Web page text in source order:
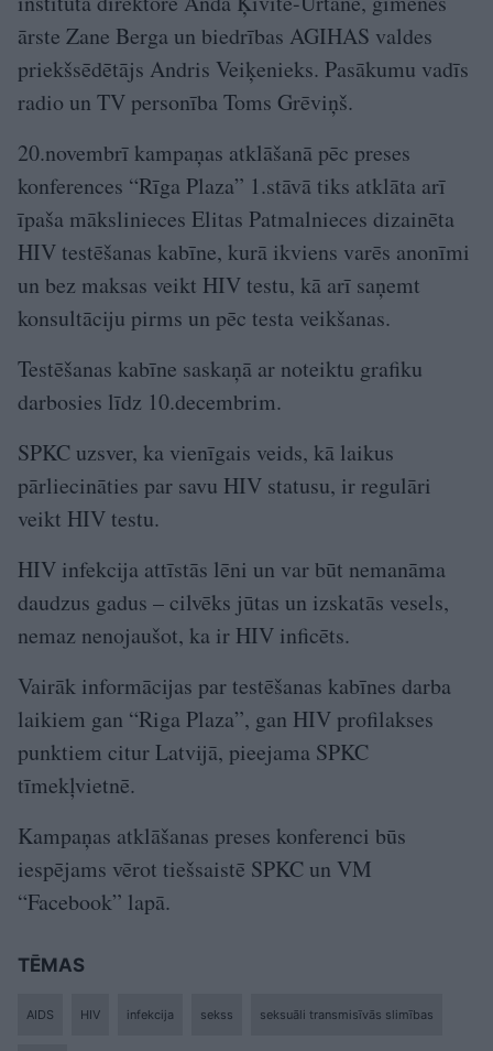
ārste Zane Berga un biedrības AGIHAS valdes
priekšsēdētājs Andris Veiķenieks. Pasākumu vadīs
radio un TV personība Toms Grēviņš.
20.novembrī kampaņas atklāšanā pēc preses
konferences “Rīga Plaza” 1.stāvā tiks atklāta arī
īpaša mākslinieces Elitas Patmalnieces dizainēta
HIV testēšanas kabīne, kurā ikviens varēs anonīmi
un bez maksas veikt HIV testu, kā arī saņemt
konsultāciju pirms un pēc testa veikšanas.
Testēšanas kabīne saskaņā ar noteiktu grafiku
darbosies līdz 10.decembrim.
SPKC uzsver, ka vienīgais veids, kā laikus
pārliecināties par savu HIV statusu, ir regulāri
veikt HIV testu.
HIV infekcija attīstās lēni un var būt nemanāma
daudzus gadus – cilvēks jūtas un izskatās vesels,
nemaz nenojaušot, ka ir HIV inficēts.
Vairāk informācijas par testēšanas kabīnes darba
laikiem gan “Riga Plaza”, gan HIV profilakses
punktiem citur Latvijā, pieejama SPKC
tīmekļvietnē.
Kampaņas atklāšanas preses konferenci būs
iespējams vērot tiešsaistē SPKC un VM
“Facebook” lapā.
TĒMAS
AIDS HIV infekcija sekss seksuāli transmisīvās slimības